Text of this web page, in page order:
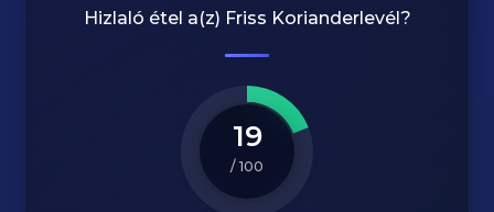
Hizlaló étel a(z) Friss Korianderlevél?
19
/ 100